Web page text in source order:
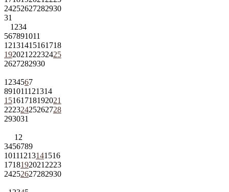
24252627282930
31
1 234
567891011
12131415161718
192021 22232425
2627282930
1 234567
891011121314
15161718192021
22232425262728
293031
1 2
3456789
10111213141516
1718192021 2223
24252627282930